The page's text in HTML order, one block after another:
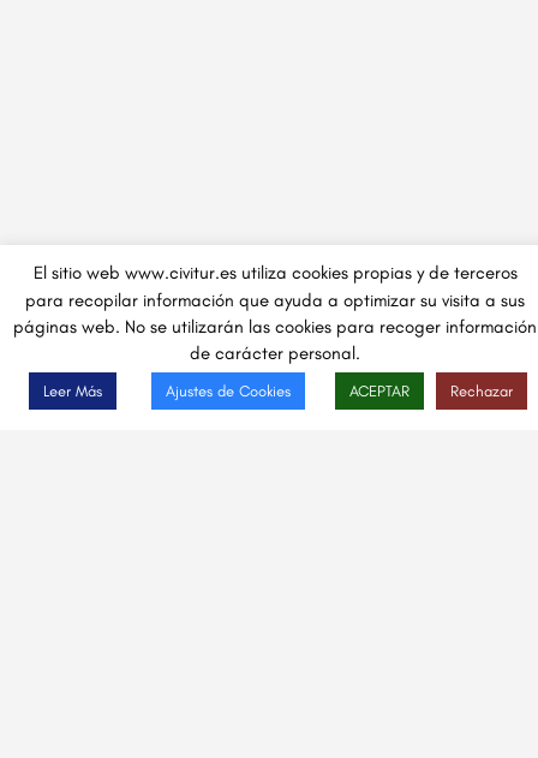
El sitio web www.civitur.es utiliza cookies propias y de terceros
para recopilar información que ayuda a optimizar su visita a sus
páginas web. No se utilizarán las cookies para recoger información
de carácter personal.
Leer Más Ajustes de Cookies ACEPTAR Rechazar